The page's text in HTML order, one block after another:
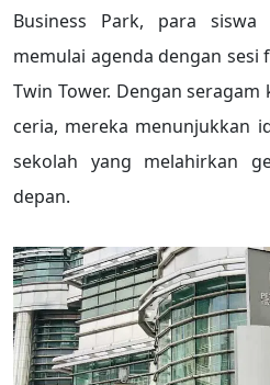
Business Park, para
memulai agenda dengan
Twin Tower. Dengan
ceria, mereka menunjukkan
sekolah yang melahirkan
depan.